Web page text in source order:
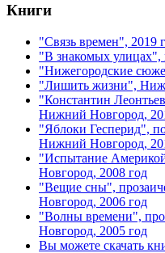
Книги
"Связь времен", 2019
"В знакомых улицах",
"Нижегородские
"Лишить жизни",
"Константин
Нижний Новгород,
"Яблоки Гесперид",
Нижний Новгород,
"Испытание
Новгород, 2008 год
"Вещие сны",
Новгород, 2006 год
"Волны времени",
Новгород, 2005 год
Вы можете скачать